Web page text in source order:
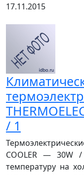
17.11.2015
/ 1
COOLER —
температуру на